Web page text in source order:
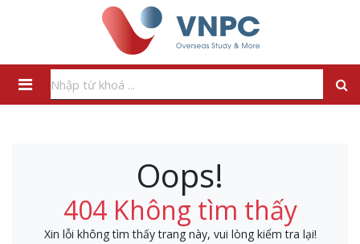
Oops!
404 Không tìm thấy
Xin lỗi không tìm thấy trang này, vui lòng kiểm tra lại!